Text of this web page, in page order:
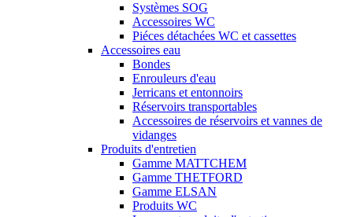
Systèmes SOG
Accessoires WC
Piéces détachées WC et cassettes
Accessoires eau
Bondes
Enrouleurs d'eau
Jerricans et entonnoirs
Réservoirs transportables
Accessoires de réservoirs et vannes de
vidanges
Produits d'entretien
Gamme MATTCHEM
Gamme THETFORD
Gamme ELSAN
Produits WC